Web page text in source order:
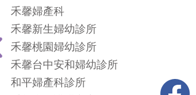
禾馨婦產科
禾馨新生婦幼診所
禾馨桃園婦幼診所
禾馨台中安和婦幼診所
和平婦產科診所